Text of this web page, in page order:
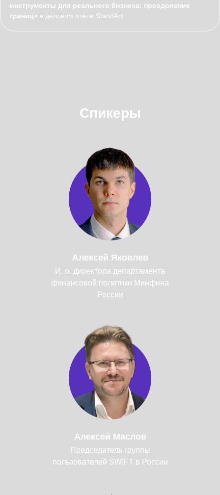
инструменты для реального бизнеса: преодоление
границ» в деловом отеле StandArt.
Спикеры
Алексей Яковлев
И. о. директора департамента
финансовой политики Минфина
России
Алексей Маслов
Председатель группы
пользователей SWIFT в России